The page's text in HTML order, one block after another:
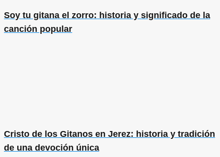
Soy tu gitana el zorro: historia y significado de la
canción popular
Cristo de los Gitanos en Jerez: historia y tradición
de una devoción única